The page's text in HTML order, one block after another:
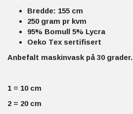
Bredde: 155 cm
250 gram pr kvm
95% Bomull 5% Lycra
Oeko Tex sertifisert
Anbefalt maskinvask på 30 grader.
1 = 10 cm
2 = 20 cm